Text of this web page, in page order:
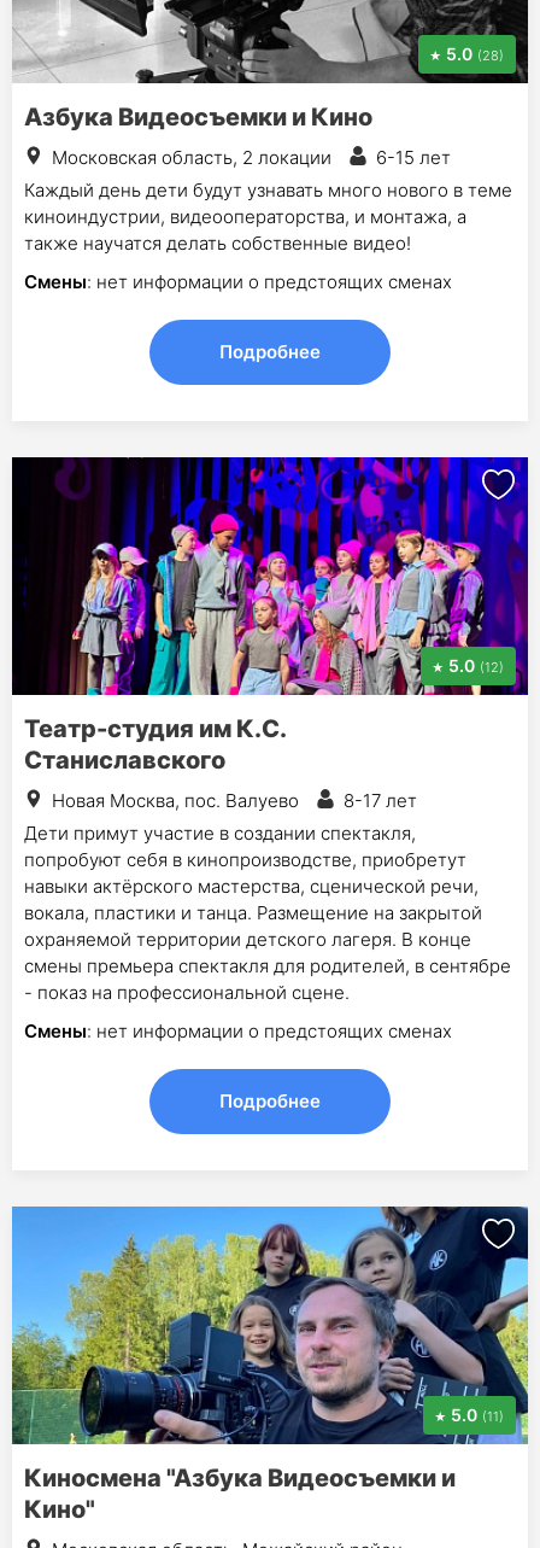
5.0 (28)
Азбука Видеосъемки и Кино
Московская область, 2 локации
6-15 лет
Каждый день дети будут узнавать много нового в теме
киноиндустрии, видеооператорства, и монтажа, а
также научатся делать собственные видео!
Смены: нет информации о предстоящих сменах
Подробнее
5.0 (12)
Театр-студия им К.С.
Станиславского
Новая Москва, пос. Валуево
8-17 лет
Дети примут участие в создании спектакля,
попробуют себя в кинопроизводстве, приобретут
навыки актёрского мастерства, сценической речи,
вокала, пластики и танца. Размещение на закрытой
охраняемой территории детского лагеря. В конце
смены премьера спектакля для родителей, в сентябре
- показ на профессиональной сцене.
Смены: нет информации о предстоящих сменах
Подробнее
5.0 (11)
Киносмена "Азбука Видеосъемки и
Кино"